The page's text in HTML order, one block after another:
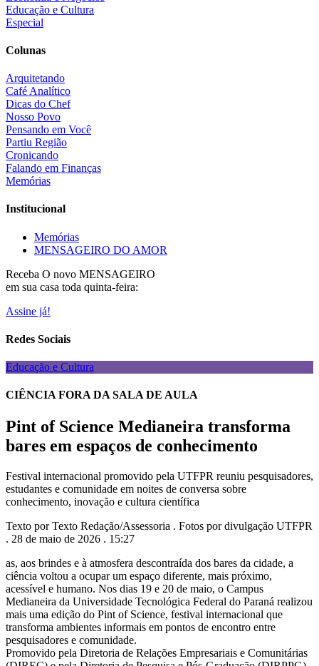
Educação e Cultura
Especial
Colunas
Arquitetando
Café Analítico
Dicas do Chef
Nosso Povo
Pensando em Você
Partiu Região
Cronicando
Falando em Finanças
Memórias
Institucional
Memórias
MENSAGEIRO DO AMOR
Receba O novo MENSAGEIRO
em sua casa toda quinta-feira:
Assine já!
Redes Sociais
Educação e Cultura
CIÊNCIA FORA DA SALA DE AULA
Pint of Science Medianeira transforma
bares em espaços de conhecimento
Festival internacional promovido pela UTFPR reuniu pesquisadores,
estudantes e comunidade em noites de conversa sobre
conhecimento, inovação e cultura científica
Texto por Texto Redação/Assessoria . Fotos por divulgação UTFPR
. 28 de maio de 2026 . 15:27
as, aos brindes e à atmosfera descontraída dos bares da cidade, a
ciência voltou a ocupar um espaço diferente, mais próximo,
acessível e humano. Nos dias 19 e 20 de maio, o Campus
Medianeira da Universidade Tecnológica Federal do Paraná realizou
mais uma edição do Pint of Science, festival internacional que
transforma ambientes informais em pontos de encontro entre
pesquisadores e comunidade.
Promovido pela Diretoria de Relações Empresariais e Comunitárias